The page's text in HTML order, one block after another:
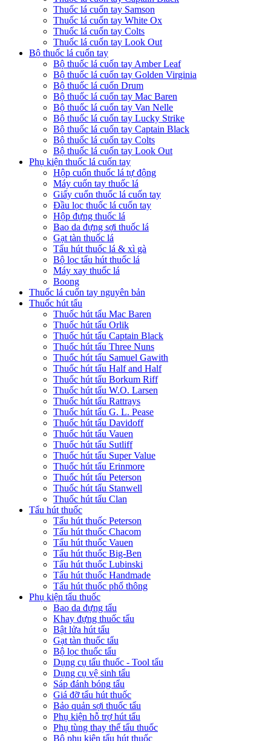
Thuốc lá cuốn tay Captain Black
Thuốc lá cuốn tay Samson
Thuốc lá cuốn tay White Ox
Thuốc lá cuốn tay Colts
Thuốc lá cuốn tay Look Out
Bộ thuốc lá cuốn tay
Bộ thuốc lá cuốn tay Amber Leaf
Bộ thuốc lá cuốn tay Golden Virginia
Bộ thuốc lá cuốn Drum
Bộ thuốc lá cuốn tay Mac Baren
Bộ thuốc lá cuốn tay Van Nelle
Bộ thuốc lá cuốn tay Lucky Strike
Bộ thuốc lá cuốn tay Captain Black
Bộ thuốc lá cuốn tay Colts
Bộ thuốc lá cuốn tay Look Out
Phụ kiện thuốc lá cuốn tay
Hộp cuốn thuốc lá tự động
Máy cuốn tay thuốc lá
Giấy cuốn thuốc lá cuốn tay
Đầu lọc thuốc lá cuốn tay
Hộp đựng thuốc lá
Bao da đựng sợi thuốc lá
Gạt tàn thuốc lá
Tẩu hút thuốc lá & xì gà
Bộ lọc tẩu hút thuốc lá
Máy xay thuốc lá
Boong
Thuốc lá cuốn tay nguyên bản
Thuốc hút tẩu
Thuốc hút tẩu Mac Baren
Thuốc hút tẩu Orlik
Thuốc hút tẩu Captain Black
Thuốc hút tẩu Three Nuns
Thuốc hút tẩu Samuel Gawith
Thuốc hút tẩu Half and Half
Thuốc hút tẩu Borkum Riff
Thuốc hút tẩu W.O. Larsen
Thuốc hút tẩu Rattrays
Thuốc hút tẩu G. L. Pease
Thuốc hút tẩu Davidoff
Thuốc hút tẩu Vauen
Thuốc hút tẩu Sutliff
Thuốc hút tẩu Super Value
Thuốc hút tẩu Erinmore
Thuốc hút tẩu Peterson
Thuốc hút tẩu Stanwell
Thuốc hút tẩu Clan
Tẩu hút thuốc
Tẩu hút thuốc Peterson
Tẩu hút thuốc Chacom
Tẩu hút thuốc Vauen
Tẩu hút thuốc Big-Ben
Tẩu hút thuốc Lubinski
Tẩu hút thuốc Handmade
Tẩu hút thuốc phổ thông
Phụ kiện tẩu thuốc
Bao da đựng tẩu
Khay đựng thuốc tẩu
Bật lửa hút tẩu
Gạt tàn thuốc tẩu
Bộ lọc thuốc tẩu
Dụng cụ tẩu thuốc - Tool tẩu
Dụng cụ vệ sinh tẩu
Sáp đánh bóng tẩu
Giá đỡ tẩu hút thuốc
Bảo quản sợi thuốc tẩu
Phụ kiện hỗ trợ hút tẩu
Phụ tùng thay thế tẩu thuốc